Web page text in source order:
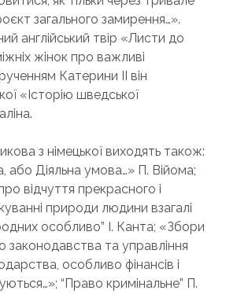
загального замирення…».
англійський твір «Листи до
жінок про важливі
Катерини II він
«Історію шведської
з німецької виходять також:
або Діяльна умова…» П. Війома;
відчуття прекрасного і
природи людини взагалі
особливо” І. Канта; «Збори
законодавства та управління
особливо фінансів і
“Право кримінальне” П.